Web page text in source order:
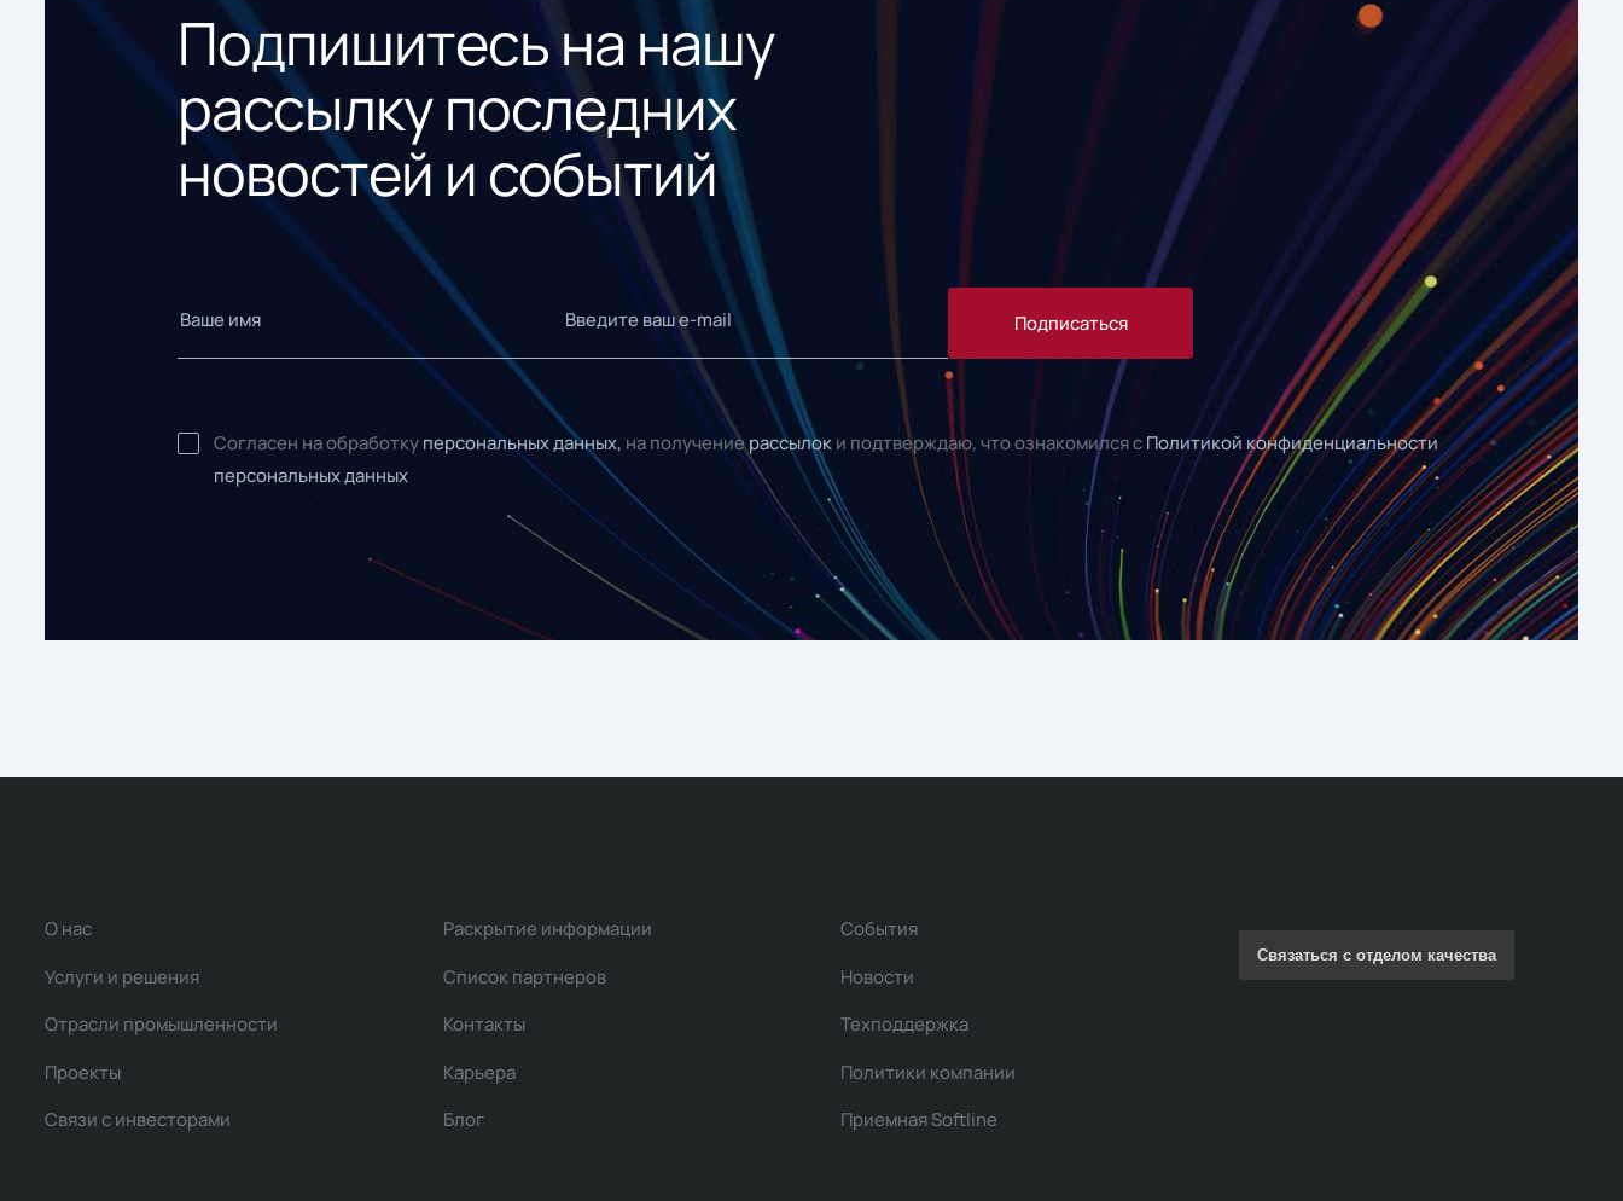
Подпишитесь на нашу
рассылку последних
новостей и событий
Подписаться
Согласен на обработку персональных данных, на получениерассылок и подтверждаю, что ознакомился с Политикой конфиденциальности
персональных данных
О нас
Услуги и решения
Отрасли промышленности
Проекты
Связи с инвесторами
Раскрытие информации
Список партнеров
Контакты
Карьера
Блог
События
Новости
Техподдержка
Политики компании
Приемная Softline
Связаться с отделом качества